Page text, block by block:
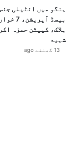
ہنگو میں انٹیلی
بیسڈ آپریشن،
ہلاک، کیپٹن حمزہ
شہید
13 گھنٹے ago